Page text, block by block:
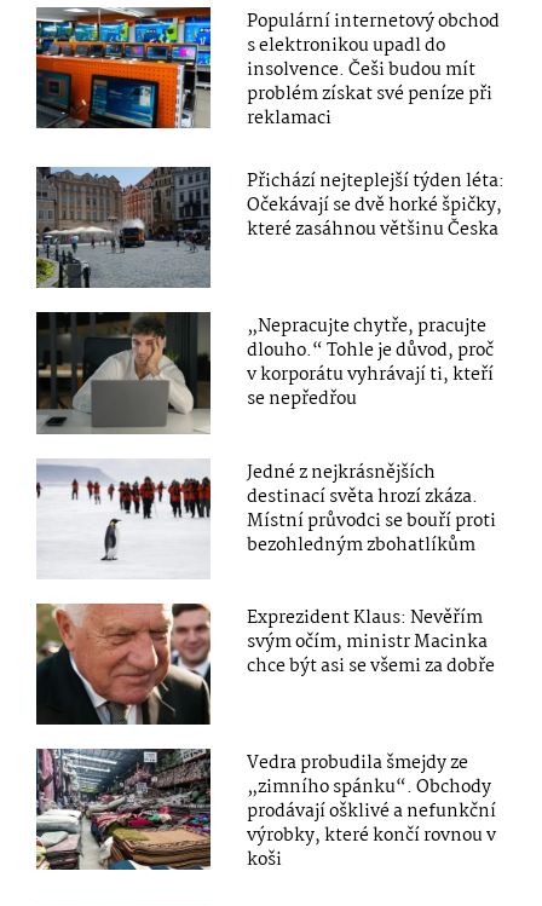
Populární internetový obchod
s elektronikou upadl do
insolvence. Češi budou mít
problém získat své peníze při
reklamaci
Přichází nejteplejší týden léta:
Očekávají se dvě horké špičky,
které zasáhnou většinu Česka
„Nepracujte chytře, pracujte
dlouho.“ Tohle je důvod, proč
v korporátu vyhrávají ti, kteří
se nepředřou
Jedné z nejkrásnějších
destinací světa hrozí zkáza.
Místní průvodci se bouří proti
bezohledným zbohatlíkům
Exprezident Klaus: Nevěřím
svým očím, ministr Macinka
chce být asi se všemi za dobře
Vedra probudila šmejdy ze
„zimního spánku“. Obchody
prodávají ošklivé a nefunkční
výrobky, které končí rovnou v
koši